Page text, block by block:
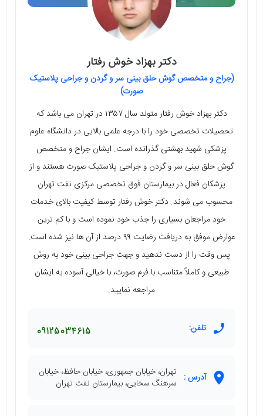
دکتر بهزاد خوش رفتار
(جراح و متخصص گوش حلق بینی سر و گردن و جراحی پلاستیک
صورت)
دکتر بهزاد خوش رفتار متولد سال ۱۳۵۷ در تهران می‌ باشد که
تحصیلات تخصصی خود را با درجه علمی بالایی در دانشگاه علوم
پزشکی شهید بهشتی گذرانده است. ایشان جراح و متخصص
گوش حلق بینی سر و گردن و جراحی پلاستیک صورت هستند و از
پزشکان فعال در بیمارستان فوق تخصصی مرکزی نفت تهران
محسوب می‌ شوند. دکتر خوش رفتار توسط کیفیت بالای خدمات
خود مراجعان بسیاری را جذب خود نموده است و با کم ترین
عوارض موفق به دریافت رضایت ۹۹ درصد از آن ها نیز شده است.
پس وقت را از دست ندهید و جهت جراحی بینی خود به روش
طبیعی و کاملاً متناسب با فرم صورت، با خیالی آسوده به ایشان
مراجعه نمایید.
تلفن: 09125034615
آدرس : تهران، خیابان جمهوری، خیابان حافظ، خیابان
سرهنگ سخایی، بیمارستان نفت تهران